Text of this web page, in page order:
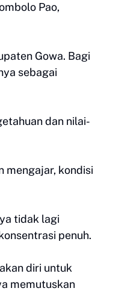
Pao,
Gowa. Bagi
sebagai
dan nilai-
mengajar, kondisi
tidak lagi
penuh.
diri untuk
memutuskan